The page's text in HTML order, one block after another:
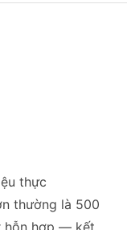
thực
thường là 500
hỗn hợp — kết